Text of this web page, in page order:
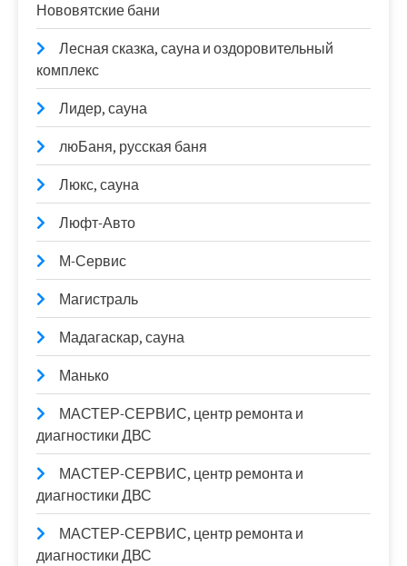
Нововятские бани
Лесная сказка, сауна и оздоровительный
комплекс
Лидер, сауна
люБаня, русская баня
Люкс, сауна
Люфт-Авто
М-Сервис
Магистраль
Мадагаскар, сауна
Манько
МАСТЕР-СЕРВИС, центр ремонта и
диагностики ДВС
МАСТЕР-СЕРВИС, центр ремонта и
диагностики ДВС
МАСТЕР-СЕРВИС, центр ремонта и
диагностики ДВС